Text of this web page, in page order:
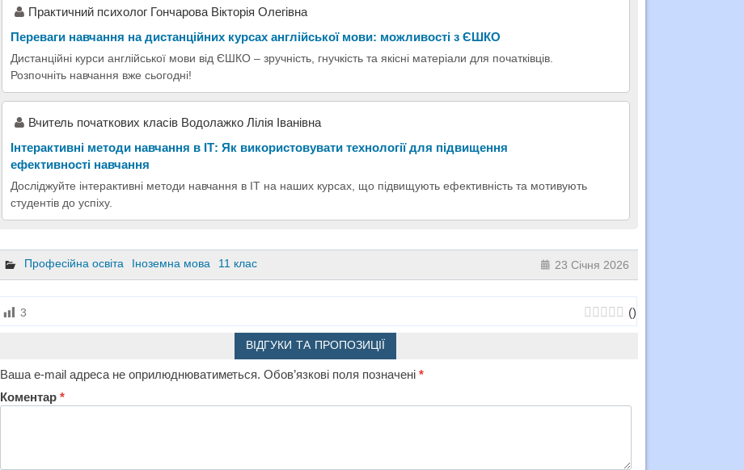
Практичний психолог Гончарова Вікторія Олегівна
Переваги навчання на дистанційних курсах англійської мови: можливості з ЄШКО
Дистанційні курси англійської мови від ЄШКО – зручність, гнучкість та якісні матеріали для початківців.
Розпочніть навчання вже сьогодні!
Вчитель початкових класів Водолажко Лілія Іванівна
Інтерактивні методи навчання в ІТ: Як використовувати технології для підвищення
ефективності навчання
Досліджуйте інтерактивні методи навчання в ІТ на наших курсах, що підвищують ефективність та мотивують
студентів до успіху.
Професійна освіта Іноземна мова 11 клас 23 Січня 2026
3 ()
ВІДГУКИ ТА ПРОПОЗИЦІЇ
Ваша e-mail адреса не оприлюднюватиметься. Обов’язкові поля позначені *
Коментар *